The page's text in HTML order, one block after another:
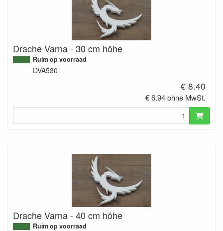
Drache Varna - 30 cm höhe
Ruim op voorraad
DVA530
€ 8.40
€ 6.94 ohne MwSt.
Drache Varna - 40 cm höhe
Ruim op voorraad